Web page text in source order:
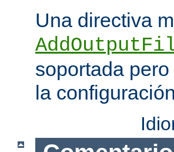
Una directiva
soportada
la